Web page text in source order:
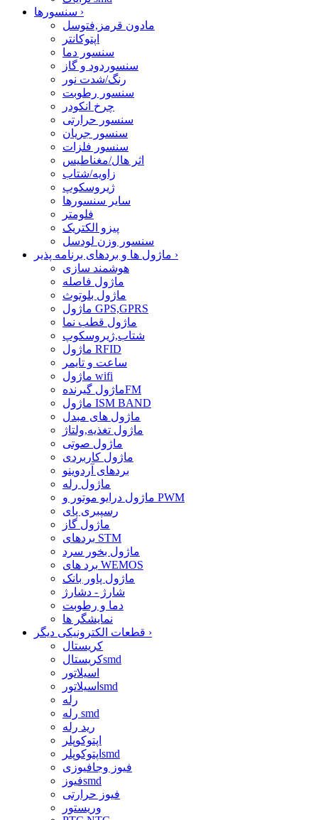
›
مادون قرمز,فتوسل
اپتوکانتر
سنسور دما
سنسوردود و گاز
رنگ/شدت نور
سنسور رطوبت
چرخ انکودر
سنسور حرارتی
سنسور جریان
سنسور فلزات
اثر هال/مغناطیس
زاویه/شتاب
ژیروسکوپ
سایر سنسورها
فلومتر
پیزو الکتریک
سنسور وزن لودسل
›
هوشمند سازی
ماژول فاصله
ماژول بلوتوث
ماژول GPS,GPRS
ماژول قطب نما
شتاب,ژیروسکوپ
ماژول RFID
ساعت و تایمر
ماژول wifi
ماژول گیرندهFM
ماژول ISM BAND
ماژول های مبدل
ماژول تغذیه,ولتاژ
ماژول صوتی
ماژول کاربردی
بردهای آردوینو
ماژول رله
ماژول درایو موتور و PWM
رسپبری پای
ماژول گاز
بردهای STM
ماژول بخور سرد
برد های WEMOS
ماژول پاور بانک
شارژ - دشارژ
دما و رطوبت
نمایشگر ها
›
کریستال
کریستالsmd
اسیلاتور
اسیلاتورsmd
رله
رله smd
رید رله
اپتوکوپلر
اپتوکوپلرsmd
فیوز وجافیوزی
فیوزsmd
فیوز حرارتی
وریستور